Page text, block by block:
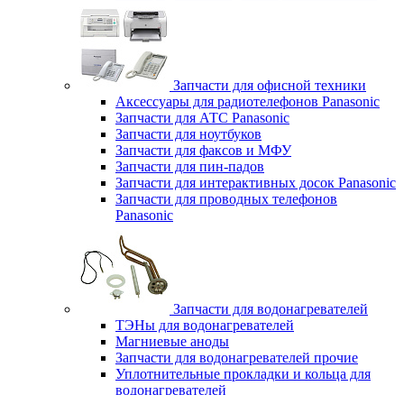
Запчасти для офисной техники
Аксессуары для радиотелефонов Panasonic
Запчасти для АТС Panasonic
Запчасти для ноутбуков
Запчасти для факсов и МФУ
Запчасти для пин-падов
Запчасти для интерактивных досок Panasonic
Запчасти для проводных телефонов
Panasonic
Запчасти для водонагревателей
ТЭНы для водонагревателей
Магниевые аноды
Запчасти для водонагревателей прочие
Уплотнительные прокладки и кольца для
водонагревателей